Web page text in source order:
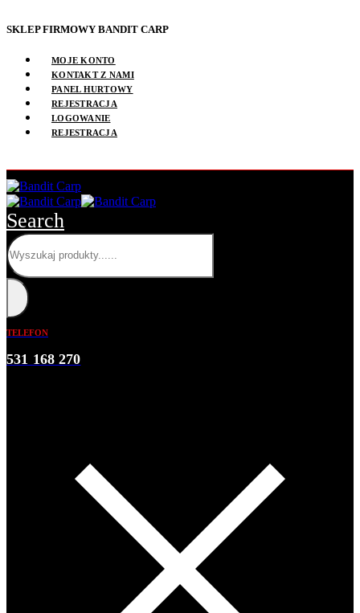
SKLEP FIRMOWY BANDIT CARP
MOJE KONTO
KONTAKT Z NAMI
PANEL HURTOWY
REJESTRACJA
LOGOWANIE
REJESTRACJA
Search
TELEFON
531 168 270